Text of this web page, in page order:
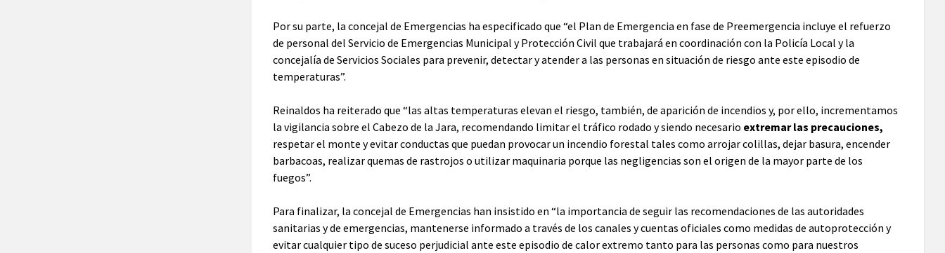
Por su parte, la concejal de Emergencias ha especificado que “el Plan de Emergencia en fase de Preemergencia incluye el refuerzo
de personal del Servicio de Emergencias Municipal y Protección Civil que trabajará en coordinación con la Policía Local y la
concejalía de Servicios Sociales para prevenir, detectar y atender a las personas en situación de riesgo ante este episodio de
temperaturas”.
Reinaldos ha reiterado que “las altas temperaturas elevan el riesgo, también, de aparición de incendios y, por ello, incrementamos
la vigilancia sobre el Cabezo de la Jara, recomendando limitar el tráfico rodado y siendo necesario extremar las precauciones,
respetar el monte y evitar conductas que puedan provocar un incendio forestal tales como arrojar colillas, dejar basura, encender
barbacoas, realizar quemas de rastrojos o utilizar maquinaria porque las negligencias son el origen de la mayor parte de los
fuegos”.
Para finalizar, la concejal de Emergencias han insistido en “la importancia de seguir las recomendaciones de las autoridades
sanitarias y de emergencias, mantenerse informado a través de los canales y cuentas oficiales como medidas de autoprotección y
evitar cualquier tipo de suceso perjudicial ante este episodio de calor extremo tanto para las personas como para nuestros